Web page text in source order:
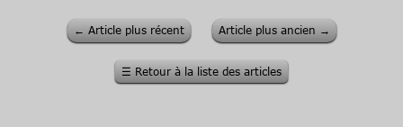
← Article plus récent Article plus ancien →
☰ Retour à la liste des articles